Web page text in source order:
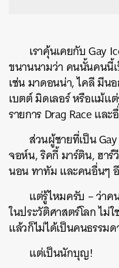
เราคุ้นเคยกับ Gay
ขนานนามว่า คนนั้นคนนี้เ
เช่น มาดอนน่า, ไคลี มีน
เบตต์ มิดเลอร์ หรือแม้แ
รายการ Drag Race และ
ส่วนผู้ชายที่เป็น
จอห์น, ริคกี้ มาร์ติน, ฮา
นอน ทาทัม และคนอื่นๆ
แต่รู้ไหมครับ – ว่าค
ในประวัติศาสตร์โลก ไ
แล้วก็ไม่ได้เป็นคนธรรม
แต่เป็นนักบุญ!